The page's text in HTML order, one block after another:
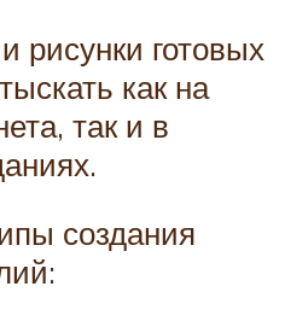
рисунки готовых
как на
так и в
создания